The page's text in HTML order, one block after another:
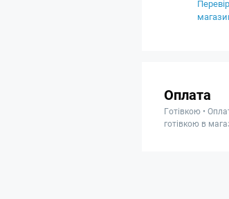
Оплата
Готівкою •
готівкою в